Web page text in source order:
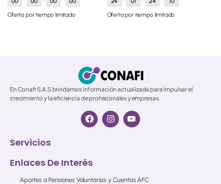
Oferta por tiempo limitado
Oferta por tiempo limitado
En Conafi S.A.S brindamos información actualizada para impulsar el
crecimiento y la eficiencia de profesionales y empresas.
Servicios
Enlaces De Interés
Aportes a Pensiones Voluntarias y Cuentas AFC